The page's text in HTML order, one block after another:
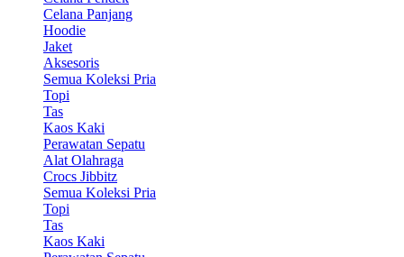
Celana Panjang
Hoodie
Jaket
Aksesoris
Semua Koleksi Pria
Topi
Tas
Kaos Kaki
Perawatan Sepatu
Alat Olahraga
Crocs Jibbitz
Semua Koleksi Pria
Topi
Tas
Kaos Kaki